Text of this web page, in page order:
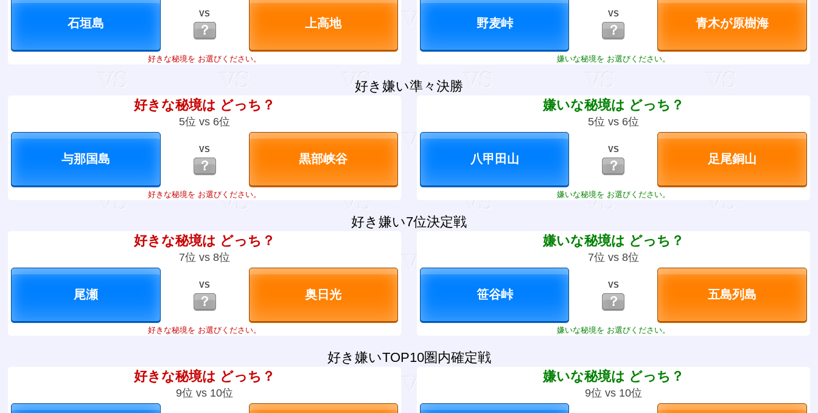
VS
？
好きな秘境を お選びください。
VS
？
嫌いな秘境を お選びください。
好き嫌い準々決勝
好きな秘境は どっち？
5位 vs 6位
VS
？
好きな秘境を お選びください。
嫌いな秘境は どっち？
5位 vs 6位
VS
？
嫌いな秘境を お選びください。
好き嫌い7位決定戦
好きな秘境は どっち？
7位 vs 8位
VS
？
好きな秘境を お選びください。
嫌いな秘境は どっち？
7位 vs 8位
VS
？
嫌いな秘境を お選びください。
好き嫌いTOP10圏内確定戦
好きな秘境は どっち？
9位 vs 10位
嫌いな秘境は どっち？
9位 vs 10位